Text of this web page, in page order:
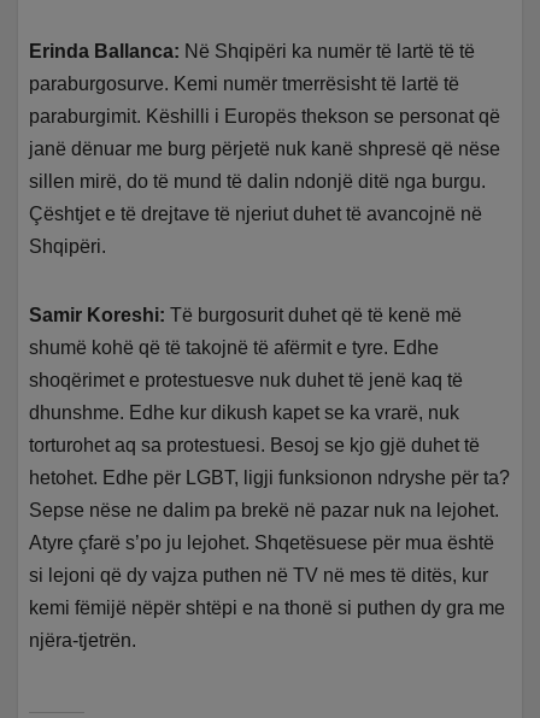
Erinda Ballanca: Në Shqipëri ka numër të lartë të të
paraburgosurve. Kemi numër tmerrësisht të lartë të
paraburgimit. Këshilli i Europës thekson se personat që
janë dënuar me burg përjetë nuk kanë shpresë që nëse
sillen mirë, do të mund të dalin ndonjë ditë nga burgu.
Çështjet e të drejtave të njeriut duhet të avancojnë në
Shqipëri.
Samir Koreshi: Të burgosurit duhet që të kenë më
shumë kohë që të takojnë të afërmit e tyre. Edhe
shoqërimet e protestuesve nuk duhet të jenë kaq të
dhunshme. Edhe kur dikush kapet se ka vrarë, nuk
torturohet aq sa protestuesi. Besoj se kjo gjë duhet të
hetohet. Edhe për LGBT, ligji funksionon ndryshe për ta?
Sepse nëse ne dalim pa brekë në pazar nuk na lejohet.
Atyre çfarë s’po ju lejohet. Shqetësuese për mua është
si lejoni që dy vajza puthen në TV në mes të ditës, kur
kemi fëmijë nëpër shtëpi e na thonë si puthen dy gra me
njëra-tjetrën.